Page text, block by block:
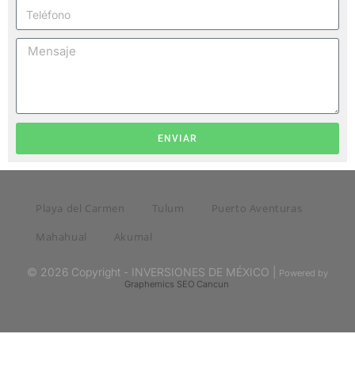
ENVIAR
Playa del Carmen Tulum
Puerto Aventuras
Mahahual
Akumal
© 2026 Copyright - INVERSIONES DE MÉXICO |
Powered by
Graphemics SEO Cancun